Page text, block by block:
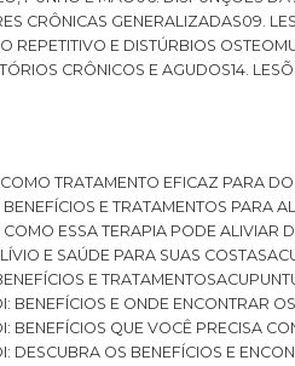
CRÔNICAS GENERALIZADAS
09.
REPETITIVO E DISTÚRBIOS
CRÔNICOS E AGUDOS 14.
COMO TRATAMENTO EFICAZ PARA
BENEFÍCIOS E TRATAMENTOS PARA
COMO ESSA TERAPIA PODE ALIVIAR
E SAÚDE PARA SUAS COSTAS
E TRATAMENTOS
BENEFÍCIOS E ONDE ENCONTRAR
BENEFÍCIOS QUE VOCÊ PRECISA
DESCUBRA OS BENEFÍCIOS E